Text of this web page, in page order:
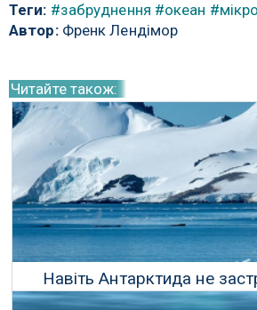
Теги: #забруднення #океан
Автор:Френк Лендімор
Читайте також:
Навіть Антарктида не
мікропластику